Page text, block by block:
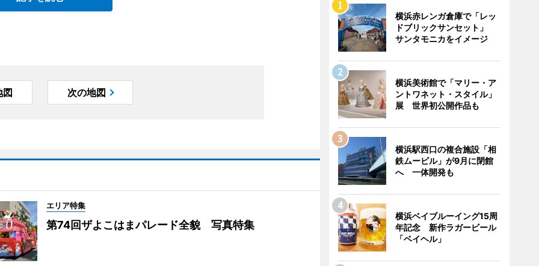
図 次の地図
エリア特集
第74回ザよこはまパレード全貌 写真特集
横浜赤レンガ倉庫で「レッ
ドブリックサンセット」
サンタモニカをイメージ
横浜美術館で「マリー・ア
ントワネット・スタイル」
展 世界初公開作品も
横浜駅西口の複合施設「相
鉄ムービル」が9月に閉館
へ 一体開発も
横浜ベイブルーイング15周
年記念 新作ラガービール
「ベイヘル」